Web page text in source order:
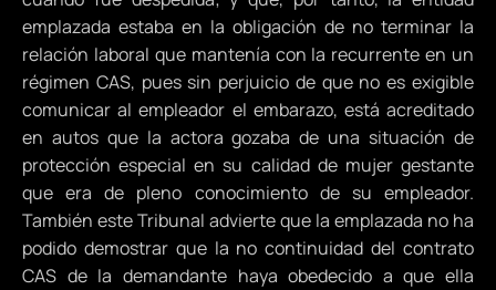
emplazada estaba en la obligación de no terminar la
relación laboral que mantenía con la recurrente en un
régimen CAS, pues sin perjuicio de que no es exigible
comunicar al empleador el embarazo, está acreditado
en autos que la actora gozaba de una situación de
protección especial en su calidad de mujer gestante
que era de pleno conocimiento de su empleador.
También este Tribunal advierte que la emplazada no ha
podido demostrar que la no continuidad del contrato
CAS de la demandante haya obedecido a que ella